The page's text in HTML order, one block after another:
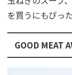
を買うにもぴっ
GOOD MEAT